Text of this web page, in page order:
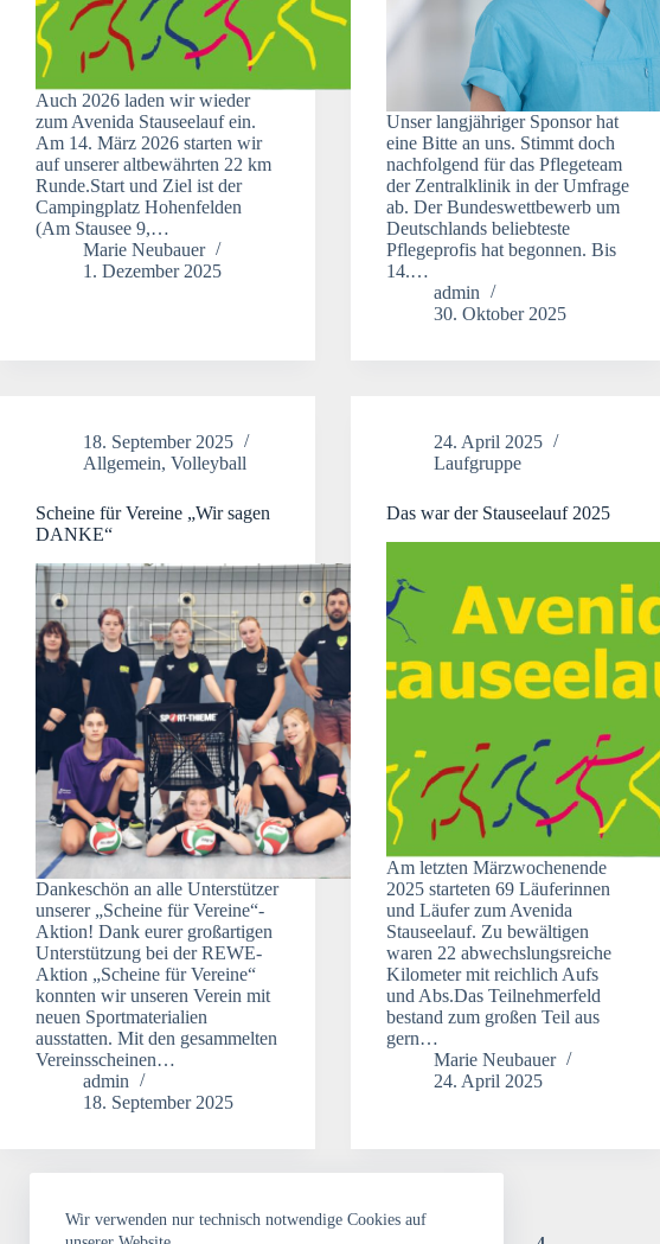
Wir verwenden nur technisch notwendige Cookies auf
Auch 2026 laden wir wieder
zum Avenida Stauseelauf ein.
Am 14. März 2026 starten wir
auf unserer altbewährten 22 km
Runde.Start und Ziel ist der
Campingplatz Hohenfelden
(Am Stausee 9,…
Marie Neubauer
1. Dezember 2025
Unser langjähriger Sponsor hat
eine Bitte an uns. Stimmt doch
nachfolgend für das Pflegeteam
der Zentralklinik in der Umfrage
ab. Der Bundeswettbewerb um
Deutschlands beliebteste
Pflegeprofis hat begonnen. Bis
14.…
admin
30. Oktober 2025
18. September 2025
Allgemein, Volleyball
Scheine für Vereine „Wir sagen
DANKE“
Dankeschön an alle Unterstützer
unserer „Scheine für Vereine“-
Aktion! Dank eurer großartigen
Unterstützung bei der REWE-
Aktion „Scheine für Vereine“
konnten wir unseren Verein mit
neuen Sportmaterialien
ausstatten. Mit den gesammelten
Vereinsscheinen…
admin
18. September 2025
24. April 2025
Laufgruppe
Das war der Stauseelauf 2025
Am letzten Märzwochenende
2025 starteten 69 Läuferinnen
und Läufer zum Avenida
Stauseelauf. Zu bewältigen
waren 22 abwechslungsreiche
Kilometer mit reichlich Aufs
und Abs.Das Teilnehmerfeld
bestand zum großen Teil aus
gern…
Marie Neubauer
24. April 2025